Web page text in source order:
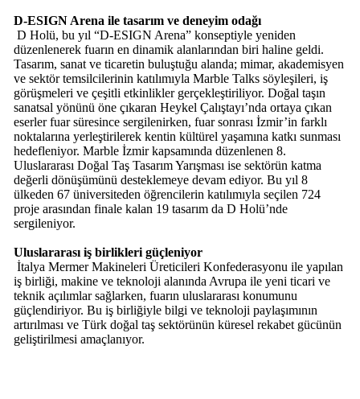
D-ESIGN Arena ile tasarım ve deneyim odağı
D Holü, bu yıl “D-ESIGN Arena” konseptiyle yeniden
düzenlenerek fuarın en dinamik alanlarından biri haline geldi.
Tasarım, sanat ve ticaretin buluştuğu alanda; mimar, akademisyen
ve sektör temsilcilerinin katılımıyla Marble Talks söyleşileri, iş
görüşmeleri ve çeşitli etkinlikler gerçekleştiriliyor. Doğal taşın
sanatsal yönünü öne çıkaran Heykel Çalıştayı’nda ortaya çıkan
eserler fuar süresince sergilenirken, fuar sonrası İzmir’in farklı
noktalarına yerleştirilerek kentin kültürel yaşamına katkı sunması
hedefleniyor. Marble İzmir kapsamında düzenlenen 8.
Uluslararası Doğal Taş Tasarım Yarışması ise sektörün katma
değerli dönüşümünü desteklemeye devam ediyor. Bu yıl 8
ülkeden 67 üniversiteden öğrencilerin katılımıyla seçilen 724
proje arasından finale kalan 19 tasarım da D Holü’nde
sergileniyor.
Uluslararası iş birlikleri güçleniyor
İtalya Mermer Makineleri Üreticileri Konfederasyonu ile yapılan
iş birliği, makine ve teknoloji alanında Avrupa ile yeni ticari ve
teknik açılımlar sağlarken, fuarın uluslararası konumunu
güçlendiriyor. Bu iş birliğiyle bilgi ve teknoloji paylaşımının
artırılması ve Türk doğal taş sektörünün küresel rekabet gücünün
geliştirilmesi amaçlanıyor.